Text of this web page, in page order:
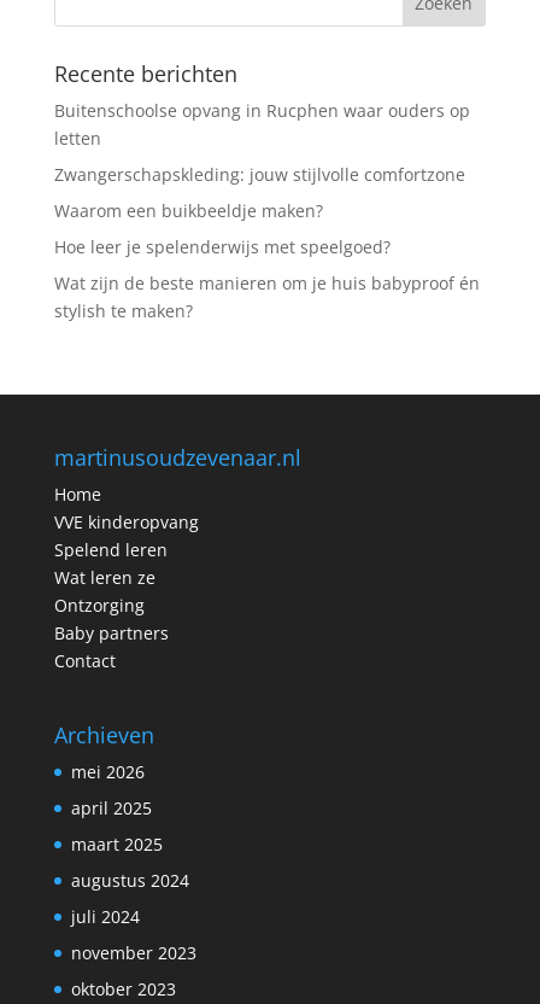
Recente berichten
Buitenschoolse opvang in Rucphen waar ouders op
letten
Zwangerschapskleding: jouw stijlvolle comfortzone
Waarom een buikbeeldje maken?
Hoe leer je spelenderwijs met speelgoed?
Wat zijn de beste manieren om je huis babyproof én
stylish te maken?
martinusoudzevenaar.nl
Home
VVE kinderopvang
Spelend leren
Wat leren ze
Ontzorging
Baby partners
Contact
Archieven
mei 2026
april 2025
maart 2025
augustus 2024
juli 2024
november 2023
oktober 2023